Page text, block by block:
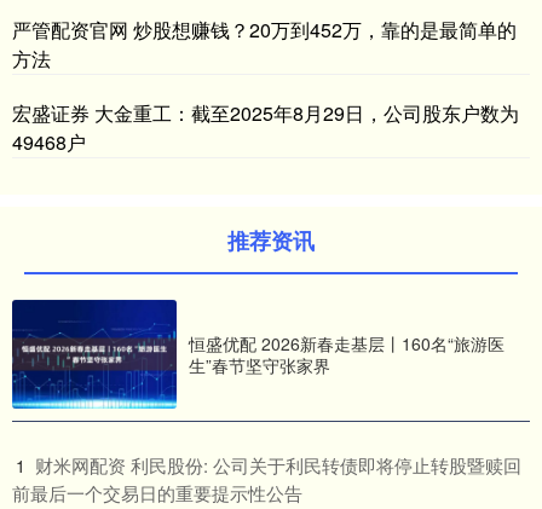
严管配资官网 炒股想赚钱？20万到452万，靠的是最简单的
方法
宏盛证券 大金重工：截至2025年8月29日，公司股东户数为
49468户
推荐资讯
恒盛优配 2026新春走基层丨160名“旅游医
生”春节坚守张家界
1 ​财米网配资 利民股份: 公司关于利民转债即将停止转股暨赎回
前最后一个交易日的重要提示性公告